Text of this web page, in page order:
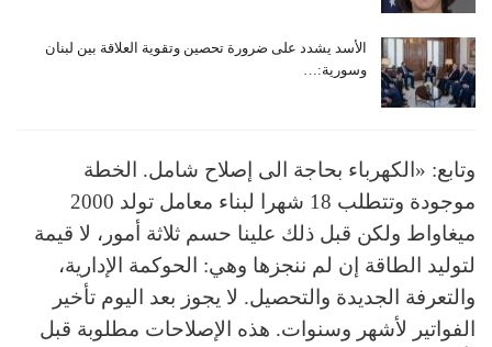
الأسد يشدد على ضرورة تحصين وتقوية العلاقة بين لبنان
وسورية:…
وتابع: «الكهرباء بحاجة الى إصلاح شامل. الخطة
موجودة وتتطلب 18 شهرا لبناء معامل تولد 2000
ميغاواط ولكن قبل ذلك علينا حسم ثلاثة أمور، لا قيمة
لتوليد الطاقة إن لم ننجزها وهي: الحوكمة الإدارية،
والتعرفة الجديدة والتحصيل. لا يجوز بعد اليوم تأخير
الفواتير لأشهر وسنوات. هذه الإصلاحات مطلوبة قبل